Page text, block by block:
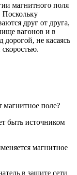
магнитного поля
Поскольку
друг от друга,
вагонов и в
не касаясь
магнитное поле?
быть источником
магнитное
в защите сети